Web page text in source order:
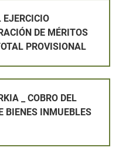
EJERCICIO
DE MÉRITOS
PROVISIONAL
_ COBRO DEL
BIENES INMUEBLES